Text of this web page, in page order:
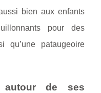
bien aux enfants
pour des
qu’une pataugeoire
autour de ses